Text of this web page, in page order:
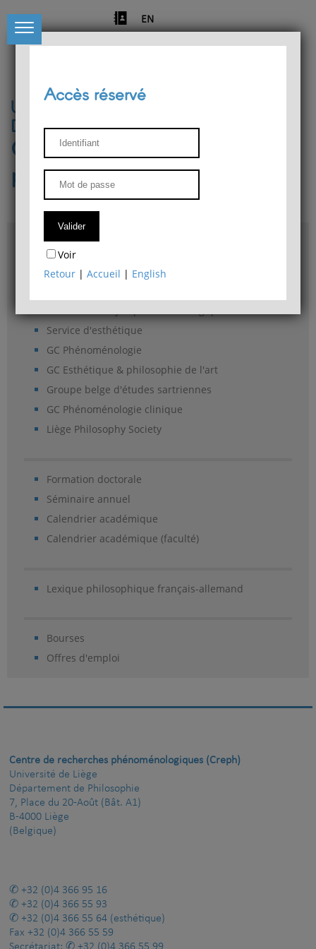
EN
Université de Liège
Département de philosophie
Centre de recherches
phénoménologiques
Accès & plans
Bibliothèque du Département de philosophie
Service d'esthétique
GC Phénoménologie
GC Esthétique & philosophie de l'art
Groupe belge d'études sartriennes
GC Phénoménologie clinique
Liège Philosophy Society
Formation doctorale
Séminaire annuel
Calendrier académique
Calendrier académique (faculté)
Lexique philosophique français-allemand
Bourses
Offres d'emploi
Accès réservé
Voir
Retour |Accueil | English
Centre de recherches phénoménologiques (Creph)
Université de Liège
Département de Philosophie
7, Place du 20-Août (Bât. A1)
B-4000 Liège
(Belgique)
+32 (0)4 366 95 16
+32 (0)4 366 55 93
+32 (0)4 366 55 64 (esthétique)
Fax +32 (0)4 366 55 59